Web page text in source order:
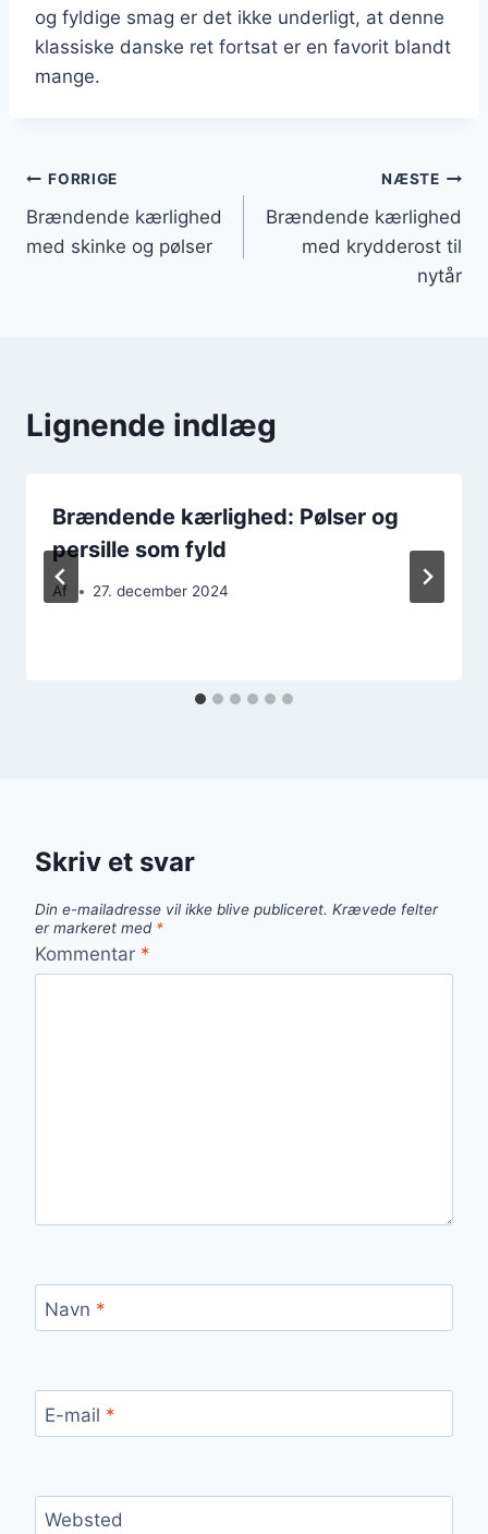
og fyldige smag er det ikke underligt, at denne
klassiske danske ret fortsat er en favorit blandt
mange.
Indlægsnavigation
FORRIGE
Brændende kærlighed
med skinke og pølser
NÆSTE
Brændende kærlighed
med krydderost til
nytår
Lignende indlæg
Brændende kærlighed: Pølser og
persille som fyld
Af 27. december 2024
Skriv et svar
Din e-mailadresse vil ikke blive publiceret. Krævede felter
er markeret med *
Kommentar *
Navn *
E-mail *
Websted